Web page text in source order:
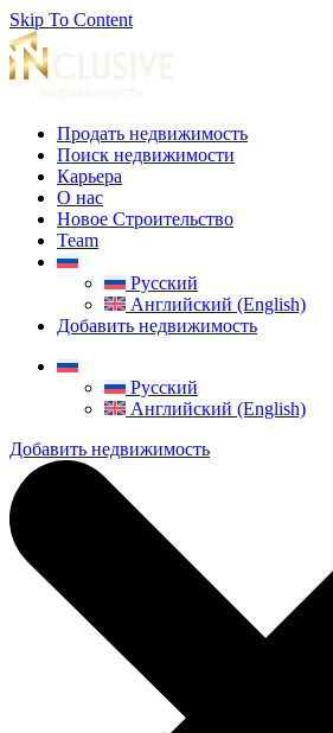
Skip To Content
Продать недвижимость
Поиск недвижимости
Карьера
О нас
Новое Строительство
Team
Русский
Английский (English)
Добавить недвижимость
Русский
Английский (English)
Добавить недвижимость